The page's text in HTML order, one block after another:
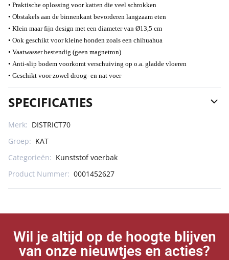
• Praktische oplossing voor katten die veel schrokken
• Obstakels aan de binnenkant bevorderen langzaam eten
• Klein maar fijn design met een diameter van Ø13,5 cm
• Ook geschikt voor kleine honden zoals een chihuahua
• Vaatwasser bestendig (geen magnetron)
• Anti-slip bodem voorkomt verschuiving op o.a. gladde vloeren
• Geschikt voor zowel droog- en nat voer
SPECIFICATIES
Merk: DISTRICT70
Groep: KAT
Categorieën: Kunststof voerbak
Product Nummer: 0001452627
Wil je altijd op de hoogte blijven
van onze nieuwtjes en acties?